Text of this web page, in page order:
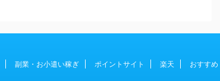
副業・お小遣い稼ぎ ポイントサイト 楽天 おすす